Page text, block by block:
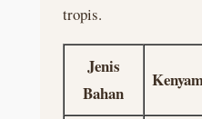
tropis.
Jenis
Bahan